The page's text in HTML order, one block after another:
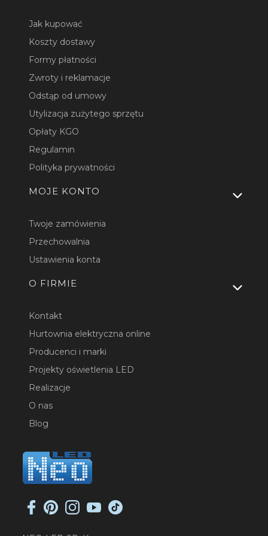
Jak kupować
Koszty dostawy
Formy płatności
Zwroty i reklamacje
Odstąp od umowy
Utylizacja zużytego sprzętu
Opłaty KGO
Regulamin
Polityka prywatności
MOJE KONTO
Twoje zamówienia
Przechowalnia
Ustawienia konta
O FIRMIE
Kontakt
Hurtownia elektryczna online
Producenci i marki
Projekty oświetlenia LED
Realizacje
O nas
Blog